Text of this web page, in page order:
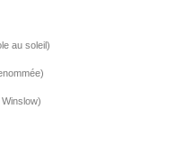
au soleil)